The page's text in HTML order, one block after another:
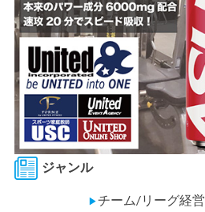
ジャンル
▶チーム/リーグ経営